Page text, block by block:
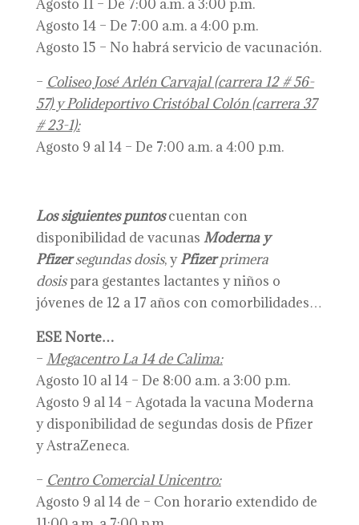
Agosto 11 – De 7:00 a.m. a 3:00 p.m.
Agosto 14 – De 7:00 a.m. a 4:00 p.m.
Agosto 15 – No habrá servicio de vacunación.
– Coliseo José Arlén Carvajal (carrera 12 # 56-
57) y Polideportivo Cristóbal Colón (carrera 37
# 23-1):
Agosto 9 al 14 – De 7:00 a.m. a 4:00 p.m.
Los siguientes puntoscuentan con
disponibilidad de vacunas Moderna y
Pfizer segundas dosis, yPfizer primera
dosispara gestantes lactantes y niños o
jóvenes de 12 a 17 años con comorbilidades…
ESE Norte…
– Megacentro La 14 de Calima:
Agosto 10 al 14 – De 8:00 a.m. a 3:00 p.m.
Agosto 9 al 14 – Agotada la vacuna Moderna
y disponibilidad de segundas dosis de Pfizer
y AstraZeneca.
– Centro Comercial Unicentro:
Agosto 9 al 14 de – Con horario extendido de